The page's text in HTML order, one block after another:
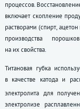
процессов.
включает скопление
растворами (спирт, ацетон
производства
на их свойства.
Титановая губка
в качестве катода и
электролита для
электролизе